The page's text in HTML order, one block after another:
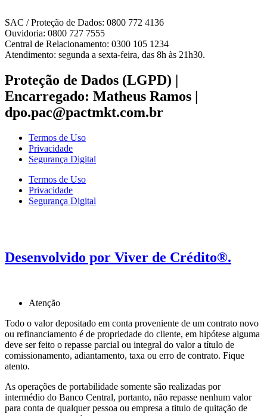
SAC / Proteção de Dados: 0800 772 4136
Ouvidoria: 0800 727 7555
Central de Relacionamento: 0300 105 1234
Atendimento: segunda a sexta-feira, das 8h às 21h30.
Proteção de Dados (LGPD) |
Encarregado: Matheus Ramos |
dpo.pac@pactmkt.com.br
Termos de Uso
Privacidade
Segurança Digital
Termos de Uso
Privacidade
Segurança Digital
Desenvolvido por Viver de Crédito®.
Atenção
Todo o valor depositado em conta proveniente de um contrato novo
ou refinanciamento é de propriedade do cliente, em hipótese alguma
deve ser feito o repasse parcial ou integral do valor a título de
comissionamento, adiantamento, taxa ou erro de contrato. Fique
atento.
As operações de portabilidade somente são realizadas por
intermédio do Banco Central, portanto, não repasse nenhum valor
para conta de qualquer pessoa ou empresa a titulo de quitação de